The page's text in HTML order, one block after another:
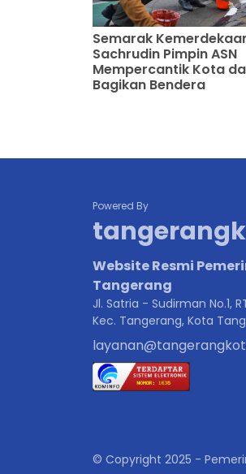
Semarak
Sachrudin Pimpin ASN
Mempercantik Kota
Bagikan Bendera
Powered By
Website Resmi
Tangerang
Jl. Satria - Sudirman No.1,
Kec. Tangerang, Kota
© Copyright 2025 -